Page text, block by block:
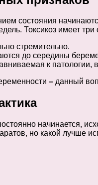
состояния
Токсикоз имеет три
стремительно.
до середины
к патологии,
– данный
начинается,
но какой лучше